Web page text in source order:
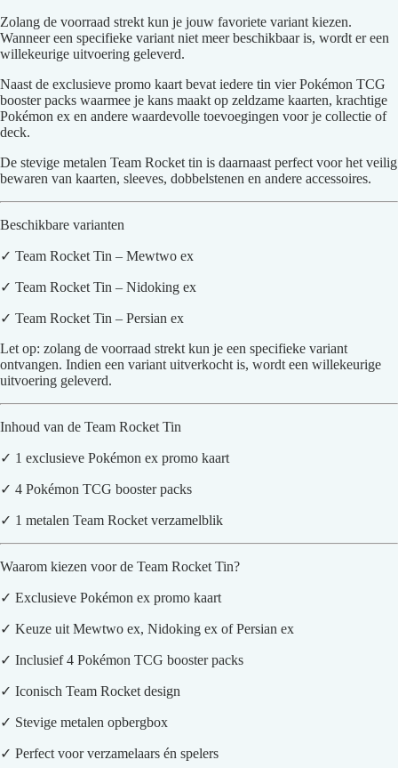
Zolang de voorraad strekt kun je jouw favoriete variant kiezen.
Wanneer een specifieke variant niet meer beschikbaar is, wordt er een
willekeurige uitvoering geleverd.
Naast de exclusieve promo kaart bevat iedere tin vier Pokémon TCG
booster packs waarmee je kans maakt op zeldzame kaarten, krachtige
Pokémon ex en andere waardevolle toevoegingen voor je collectie of
deck.
De stevige metalen Team Rocket tin is daarnaast perfect voor het veilig
bewaren van kaarten, sleeves, dobbelstenen en andere accessoires.
Beschikbare varianten
✓ Team Rocket Tin – Mewtwo ex
✓ Team Rocket Tin – Nidoking ex
✓ Team Rocket Tin – Persian ex
Let op: zolang de voorraad strekt kun je een specifieke variant
ontvangen. Indien een variant uitverkocht is, wordt een willekeurige
uitvoering geleverd.
Inhoud van de Team Rocket Tin
✓ 1 exclusieve Pokémon ex promo kaart
✓ 4 Pokémon TCG booster packs
✓ 1 metalen Team Rocket verzamelblik
Waarom kiezen voor de Team Rocket Tin?
✓ Exclusieve Pokémon ex promo kaart
✓ Keuze uit Mewtwo ex, Nidoking ex of Persian ex
✓ Inclusief 4 Pokémon TCG booster packs
✓ Iconisch Team Rocket design
✓ Stevige metalen opbergbox
✓ Perfect voor verzamelaars én spelers